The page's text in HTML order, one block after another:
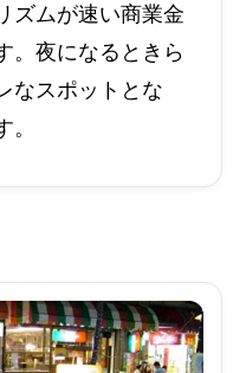
ズムが速い商業金
。夜になるときら
なスポットとな